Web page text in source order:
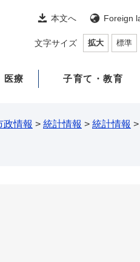
本文へ Foreign
文字サイズ 拡大 標準
医療 子育て・教育
政情報 > 統計情報 > 統計情報 >